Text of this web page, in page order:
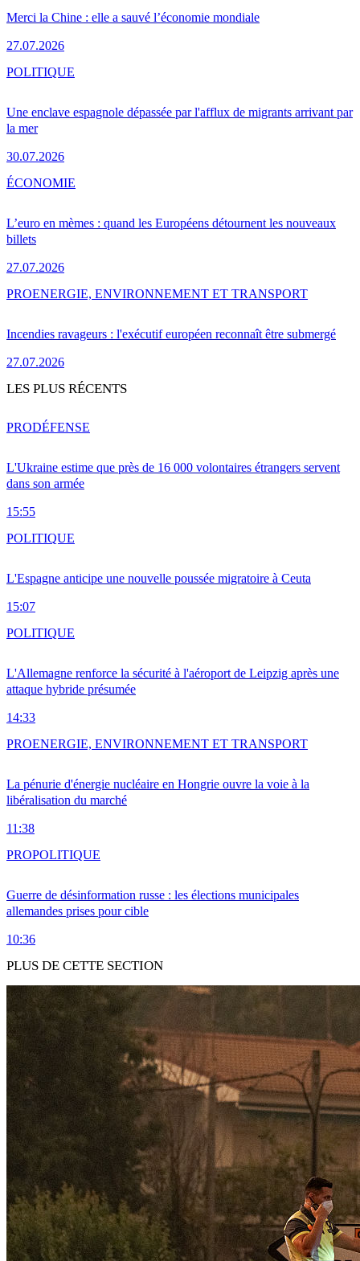
Merci la Chine : elle a sauvé l’économie mondiale
27.07.2026
Une enclave espagnole dépassée par l'afflux de migrants arrivant par
la mer
30.07.2026
POLITIQUE
L’euro en mèmes : quand les Européens détournent les nouveaux
billets
27.07.2026
ÉCONOMIE
Incendies ravageurs : l'exécutif européen reconnaît être submergé
27.07.2026
PROENERGIE, ENVIRONNEMENT ET TRANSPORT
LES PLUS RÉCENTS
L'Ukraine estime que près de 16 000 volontaires étrangers servent
dans son armée
15:55
PRODÉFENSE
L'Espagne anticipe une nouvelle poussée migratoire à Ceuta
15:07
POLITIQUE
L'Allemagne renforce la sécurité à l'aéroport de Leipzig après une
attaque hybride présumée
14:33
POLITIQUE
La pénurie d'énergie nucléaire en Hongrie ouvre la voie à la
libéralisation du marché
11:38
PROENERGIE, ENVIRONNEMENT ET TRANSPORT
Guerre de désinformation russe : les élections municipales
allemandes prises pour cible
10:36
PROPOLITIQUE
PLUS DE CETTE SECTION